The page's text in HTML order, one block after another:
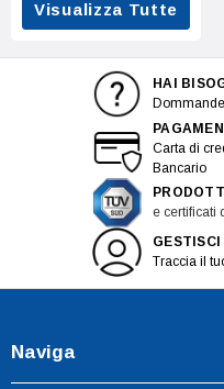
Visualizza Tutte
HAI
Carta di
Bancario
e certificati
Traccia il
Naviga